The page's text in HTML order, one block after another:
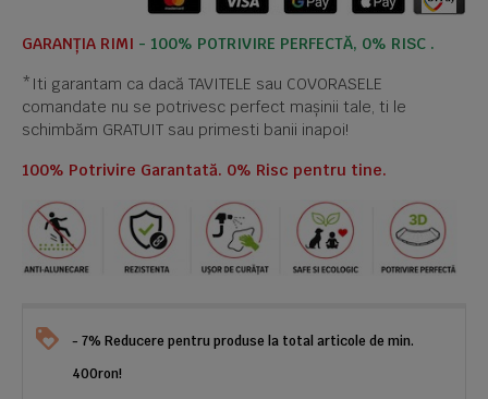
GARANȚIA RIMI - 100% POTRIVIRE PERFECTĂ, 0% RISC .
*Iti garantam ca dacă TAVITELE sau COVORASELE
comandate nu se potrivesc perfect mașinii tale, ti le
schimbăm GRATUIT sau primesti banii inapoi!
100% Potrivire Garantată. 0% Risc pentru tine.
- 7% Reducere pentru produse la total articole de min.
400ron!